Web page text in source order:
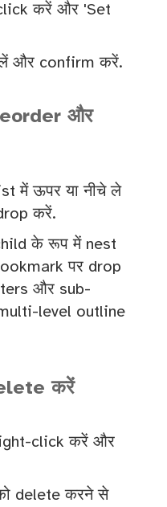
करें और 'Set
और confirm करें.
और
में ऊपर या नीचे ले
करें.
के रूप में nest
पर drop
और sub-
level outline
करें
click करें और
delete करने से